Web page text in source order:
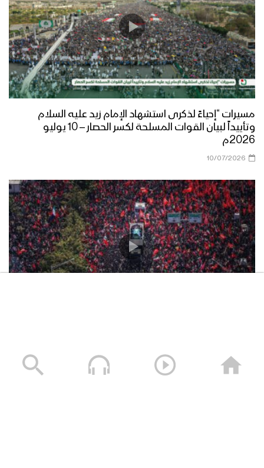
مسيرات “إحياءً لذكرى استشهاد الإمام زيد عليه السلام
وتأييداً لبيان القوات المسلحة لكسر الحصار – 10 يوليو
2026م
10/07/2026
06/07/2026